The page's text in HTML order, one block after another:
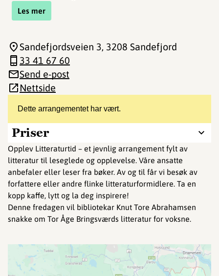
Les mer
Dette arrangementet har vært.
Priser
Opplev Litteraturtid – et jevnlig arrangement fylt av
litteratur til leseglede og opplevelse. Våre ansatte
anbefaler eller leser fra bøker. Av og til får vi besøk av
forfattere eller andre flinke litteraturformidlere. Ta en
kopp kaffe, lytt og la deg inspirere!
Denne fredagen vil bibliotekar Knut Tore Abrahamsen
snakke om Tor Åge Bringsværds litteratur for voksne.
Sandefjordsveien 3, 3208 Sandefjord
33 41 67 60
Send e-post
Nettside